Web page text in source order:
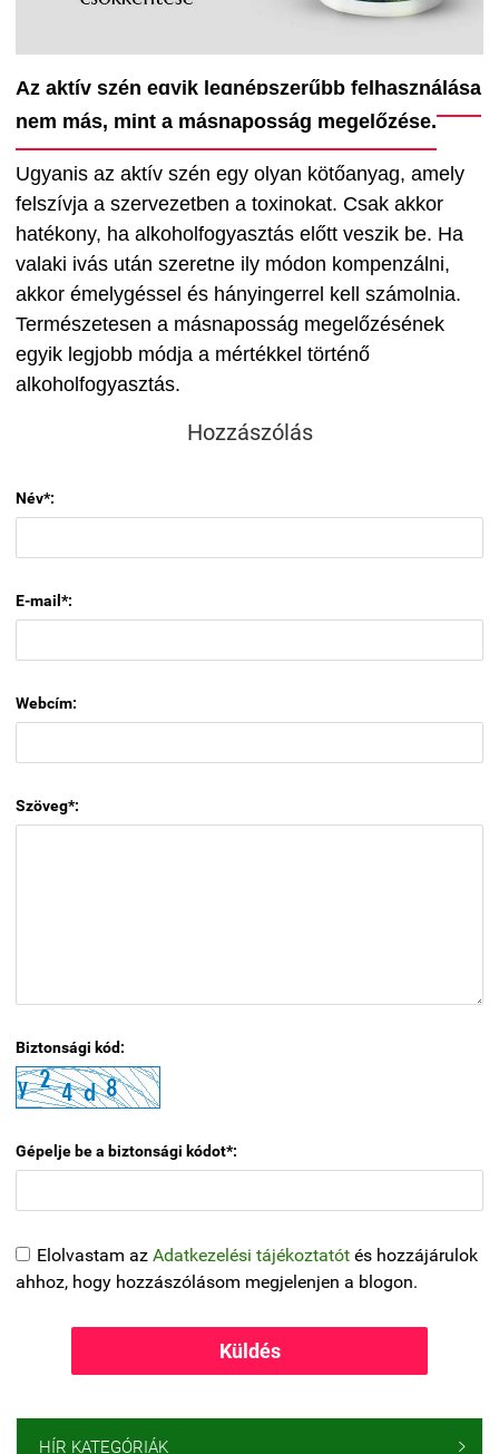
Az aktív szén egyik legnépszerűbb felhasználása
nem más, mint a másnaposság megelőzése.
Ugyanis az aktív szén egy olyan kötőanyag, amely
felszívja a szervezetben a toxinokat. Csak akkor
hatékony, ha alkoholfogyasztás előtt veszik be. Ha
valaki ivás után szeretne ily módon kompenzálni,
akkor émelygéssel és hányingerrel kell számolnia.
Természetesen a másnaposság megelőzésének
egyik legjobb módja a mértékkel történő
alkoholfogyasztás.
Hozzászólás
Név*:
E-mail*:
Webcím:
Szöveg*:
Biztonsági kód:
Gépelje be a biztonsági kódot*:
Elolvastam az Adatkezelési tájékoztatót és hozzájárulok
ahhoz, hogy hozzászólásom megjelenjen a blogon.
Küldés
HÍR KATEGÓRIÁK 